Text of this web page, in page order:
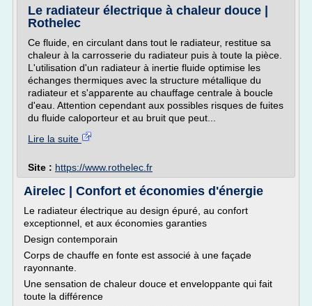
Le radiateur électrique à chaleur douce |
Rothelec
Ce fluide, en circulant dans tout le radiateur, restitue sa
chaleur à la carrosserie du radiateur puis à toute la pièce.
L'utilisation d'un radiateur à inertie fluide optimise les
échanges thermiques avec la structure métallique du
radiateur et s'apparente au chauffage centrale à boucle
d'eau. Attention cependant aux possibles risques de fuites
du fluide caloporteur et au bruit que peut...
Lire la suite
Site : https://www.rothelec.fr
Airelec | Confort et économies d'énergie
Le radiateur électrique au design épuré, au confort
exceptionnel, et aux économies garanties
Design contemporain
Corps de chauffe en fonte est associé à une façade
rayonnante.
Une sensation de chaleur douce et enveloppante qui fait
toute la différence